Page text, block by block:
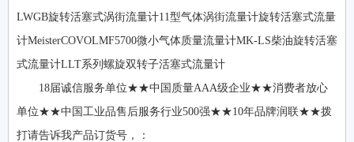
LWGB旋转活塞式涡街流量计11型气体涡街流量计旋转活塞式流量
计MeisterCOVOLMF5700微小气体质量流量计MK-LS柴油旋转活塞
式流量计LLT系列螺旋双转子活塞式流量计
18届诚信服务单位★★中国质量AAA级企业★★消费者放心
单位★★中国工业品售后服务行业500强★★10年品牌润联★★拨
打请告诉我产品订货号，：